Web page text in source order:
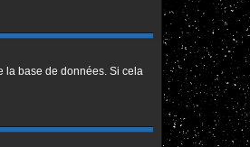
la base de données. Si cela